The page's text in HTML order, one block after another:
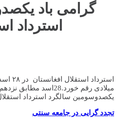
گرامی باد
استرداد
میلادی رقم
یکصدوسومین سالگرد استرداد
تجدد گرایی در جامعه سنتی